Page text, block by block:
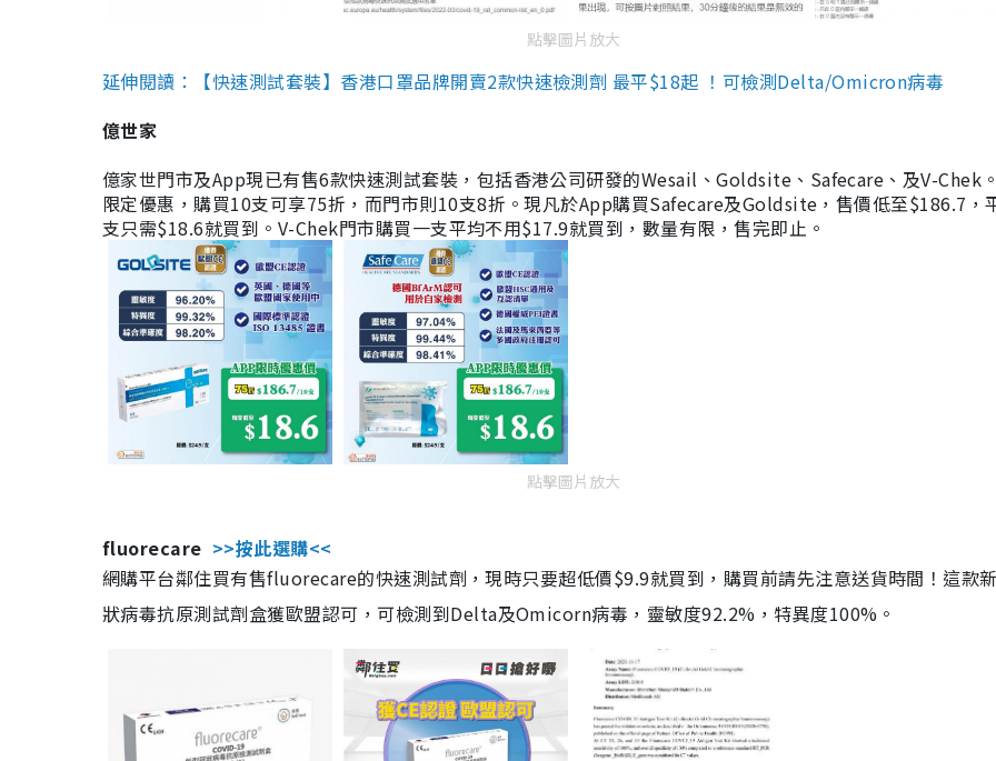
點擊圖片放大
延伸閱讀：【快速測試套裝】香港口罩品牌開賣2款快速檢測劑 最平$18起 ！可檢測Delta/Omicron病毒
億世家
億家世門市及App現已有售6款快速測試套裝，包括香港公司研發的Wesail、Goldsite、Safecare、及V-Chek
限定優惠，購買10支可享75折，而門市則10支8折。現凡於App購買Safecare及Goldsite，售價低至$186.7，
支只需$18.6就買到。V-Chek門市購買一支平均不用$17.9就買到，數量有限，售完即止。
點擊圖片放大
fluorecare >>按此選購<<
網購平台鄰住買有售fluorecare的快速測試劑，現時只要超低價$9.9就買到，購買前請先注意送貨時間！這款
狀病毒抗原測試劑盒獲歐盟認可，可檢測到Delta及Omicorn病毒，靈敏度92.2%，特異度100%。